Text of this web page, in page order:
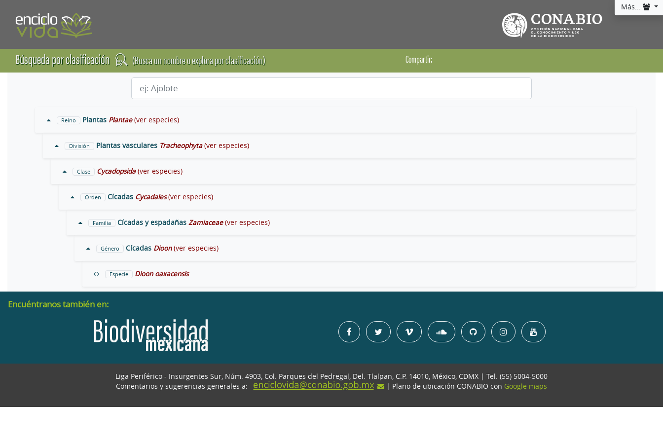
Más...
Búsqueda por clasificación (Busca un nombre o explora por clasificación) Compartir:
Reino Plantas Plantae (ver especies)
División Plantas vasculares Tracheophyta (ver especies)
Clase Cycadopsida (ver especies)
Orden Cícadas Cycadales (ver especies)
Familia Cícadas y espadañas Zamiaceae (ver especies)
Género Cícadas Dioon (ver especies)
Especie Dioon oaxacensis
Encuéntranos también en:
Liga Periférico - Insurgentes Sur, Núm. 4903, Col. Parques del Pedregal, Del. Tlalpan, C.P. 14010, México, CDMX | Tel. (55) 5004-5000
Comentarios y sugerencias generales a:
| Plano de ubicación CONABIO con Google maps